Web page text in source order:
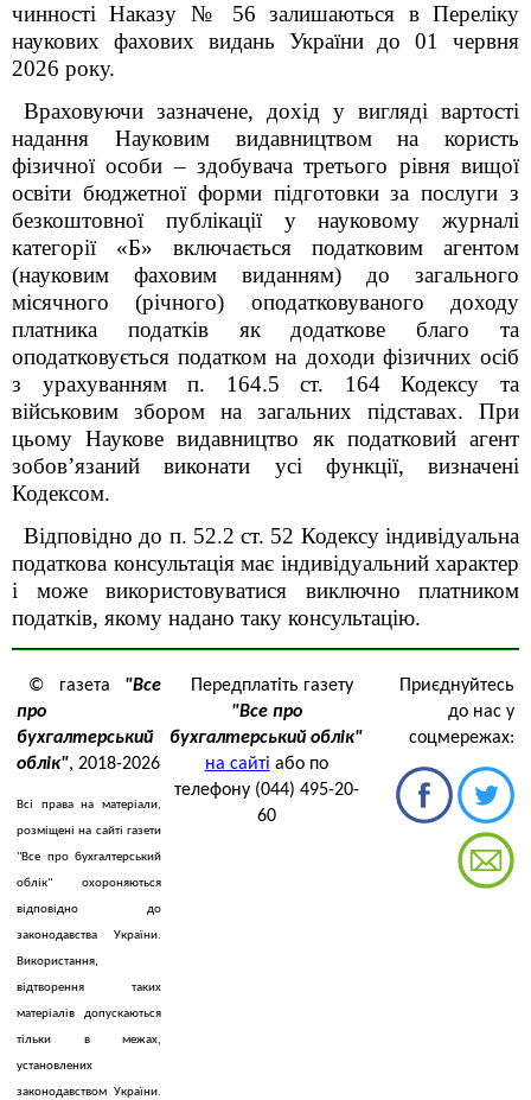
чинності Наказу № 56 залишаються в Переліку
наукових фахових видань України до 01 червня
2026 року.
Враховуючи зазначене, дохід у вигляді вартості
надання Науковим видавництвом на кориcть
фізичної особи – здобувача третього рівня вищої
освіти бюджетної форми підготовкиза послуги з
безкоштовної публікації у науковому журналі
категорії «Б» включається податковим агентом
(науковим фаховим виданням) до загального
місячного (річного) оподатковуваного доходу
платника податків як додаткове благо та
оподатковується податком на доходи фізичних осіб
з урахуванням п. 164.5 ст. 164 Кодексу та
військовим збором на загальних підставах. При
цьому Наукове видавництво як податковий агент
зобов’язаний виконати усі функції, визначені
Кодексом.
Відповідно до п. 52.2 ст. 52 Кодексу індивідуальна
податкова консультація має індивідуальний характер
і може використовуватися виключно платником
податків, якому надано таку консультацію.
© газета "Все
про
бухгалтерський
облік", 2018-2026
Всі права на матеріали,
розміщені на сайті газети
"Все про бухгалтерський
облік" охороняються
відповідно до
законодавства України.
Використання,
відтворення таких
матеріалів допускаються
тільки в межах,
установлених
законодавством України.
Передплатіть газету
"Все про
бухгалтерський облік"
на сайті або по
телефону (044) 495-20-
60
Приєднуйтесь
до нас у
соцмережах: